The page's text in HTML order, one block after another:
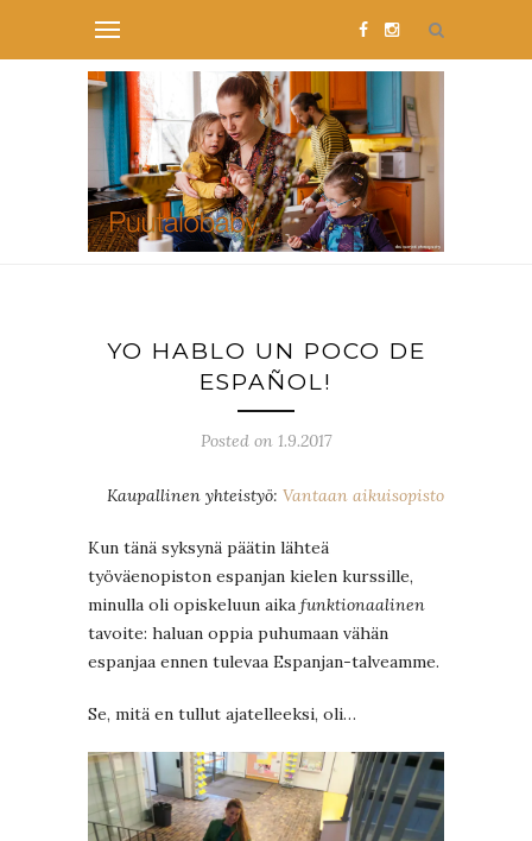
YO HABLO UN POCO DE
ESPAÑOL!
Posted on 1.9.2017
Kaupallinen yhteistyö: Vantaan aikuisopisto
Kun tänä syksynä päätin lähteä
työväenopiston espanjan kielen kurssille,
minulla oli opiskeluun aika funktionaalinen
tavoite: haluan oppia puhumaan vähän
espanjaa ennen tulevaa Espanjan-talveamme.
Se, mitä en tullut ajatelleeksi, oli…